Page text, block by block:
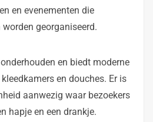
en evenementen die
georganiseerd.
en biedt moderne
en douches. Er is
aanwezig waar bezoekers
hapje en een drankje.